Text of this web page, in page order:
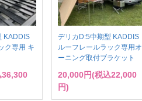
KADDIS
ク専用 キ
36,300
デリカD:5中期型 KADDIS
ルーフレールラック専用オ
ーニング取付ブラケット
20,000円(税込22,000
円)